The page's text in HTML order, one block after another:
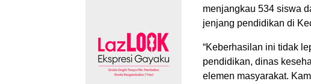
menjangkau 534 siswa
jenjang pendidikan di
“Keberhasilan ini tidak
pendidikan, dinas
elemen masyarakat.